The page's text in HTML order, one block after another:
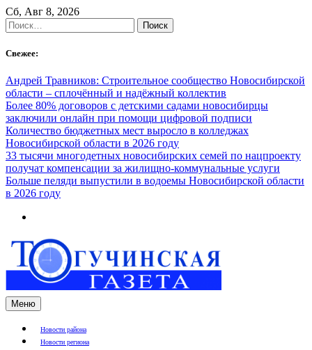
Skip
to
content
Сб, Авг 8, 2026
Найти:
Свежее:
Андрей Травников: Строительное сообщество Новосибирской
области – сплочённый и надёжный коллектив
Более 80% договоров с детскими садами новосибирцы
заключили онлайн при помощи цифровой подписи
Количество бюджетных мест выросло в колледжах
Новосибирской области в 2026 году
33 тысячи многодетных новосибирских семей по нацпроекту
получат компенсации за жилищно-коммунальные услуги
Больше пеляди выпустили в водоемы Новосибирской области
в 2026 году
Меню
Новости района
Новости региона